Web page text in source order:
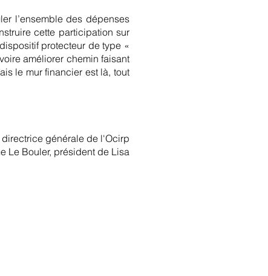
l’ensemble des dépenses
cette participation sur
protecteur de type «
améliorer chemin faisant
le mur financier est là, tout
générale de l'Ocirp
Le Bouler, président de Lisa